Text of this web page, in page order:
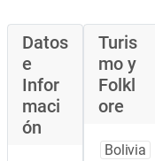
Datos
e
Infor
maci
ón
Turis
mo y
Folkl
ore
Bolivia